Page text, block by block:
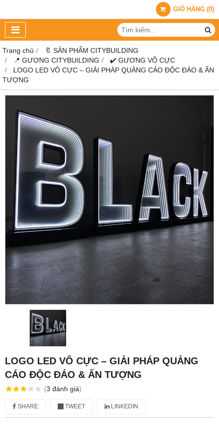
GIỎ HÀNG (0)
Trang chủ
🔖 SẢN PHẨM CITYBUILDING
📍 GƯƠNG CITYBUILDING
✔️ GƯƠNG VÔ CỰC
LOGO LED VÔ CỰC – GIẢI PHÁP QUẢNG CÁO ĐỘC ĐÁO & ẤN
TƯỢNG
LOGO LED VÔ CỰC – GIẢI PHÁP QUẢNG
CÁO ĐỘC ĐÁO & ẤN TƯỢNG
(3 đánh giá)
SHARE TWEET LINKEDIN